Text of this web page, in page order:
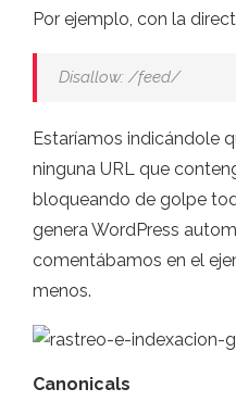
Por ejemplo, con la
Disallow: /feed/
Estaríamos indicándole
ninguna URL que
bloqueando de golpe
genera WordPress
comentábamos en el
menos.
Canonicals